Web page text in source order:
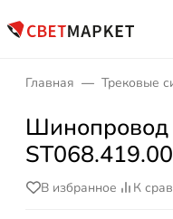
Главная Трековые
Шинопровод
ST068.419.00
В избранное К